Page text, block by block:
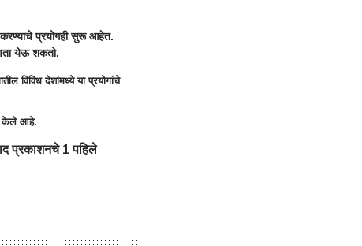
करण्याचे प्रयोगही सुरू आहेत.
येऊ शकतो.
विविध देशांमध्ये या प्रयोगांचे
केले आहे.
प्रकाशनचे 1 पहिले